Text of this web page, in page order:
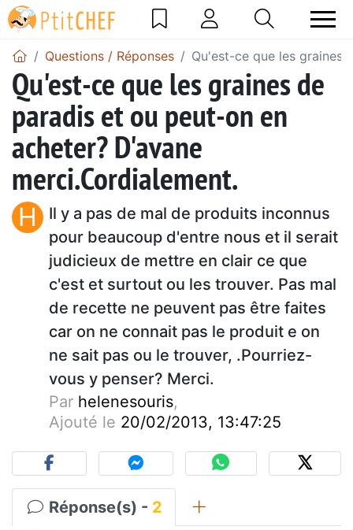
Questions / Réponses Qu'est-ce que les graines
Qu'est-ce que les graines de
paradis et ou peut-on en
acheter? D'avane
merci.Cordialement.
H
Il y a pas de mal de produits inconnus
pour beaucoup d'entre nous et il serait
judicieux de mettre en clair ce que
c'est et surtout ou les trouver. Pas mal
de recette ne peuvent pas être faites
car on ne connait pas le produit e on
ne sait pas ou le trouver, .Pourriez-
vous y penser? Merci.
Par helenesouris,
Ajouté le 20/02/2013, 13:47:25
Réponse(s) - 2